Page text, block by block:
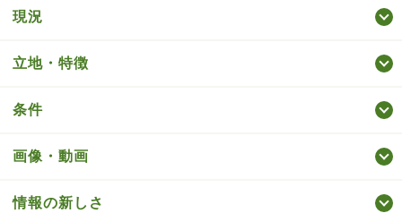
現況
立地・特徴
条件
画像・動画
情報の新しさ